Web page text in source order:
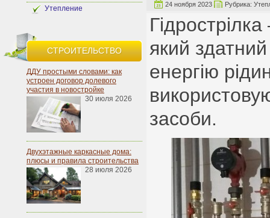
Утепление
СТРОИТЕЛЬСТВО
ДДУ простыми словами: как
устроен договор долевого
участия в новостройке
30 июля 2026
Двухэтажные каркасные дома:
плюсы и правила строительства
28 июля 2026
24 ноября 2023 Рубрика:
який
енергію
засоби.